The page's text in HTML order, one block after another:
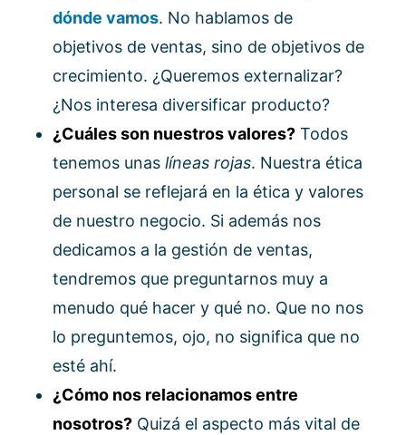
dónde vamos. No hablamos de
objetivos de ventas, sino de objetivos de
crecimiento. ¿Queremos externalizar?
¿Nos interesa diversificar producto?
¿Cuáles son nuestros valores? Todos
tenemos unas líneas rojas. Nuestra ética
personal se reflejará en la ética y valores
de nuestro negocio. Si además nos
dedicamos a la gestión de ventas,
tendremos que preguntarnos muy a
menudo qué hacer y qué no. Que no nos
lo preguntemos, ojo, no significa que no
esté ahí.
¿Cómo nos relacionamos entre
nosotros? Quizá el aspecto más vital de